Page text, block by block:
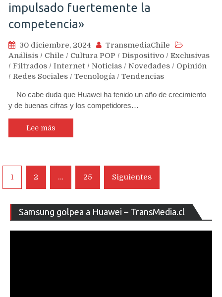
impulsado fuertemente la
competencia»
30 diciembre, 2024
TransmediaChile
Análisis / Chile / Cultura POP / Dispositivo / Exclusivas
/ Filtrados / Internet / Noticias / Novedades / Opinión
/ Redes Sociales / Tecnología / Tendencias
No cabe duda que Huawei ha tenido un año de crecimiento
y de buenas cifras y los competidores…
Lee más
Navegación
de
entradas
1 2 … 25 Siguientes
Samsung golpea a Huawei – TransMedia.cl
de